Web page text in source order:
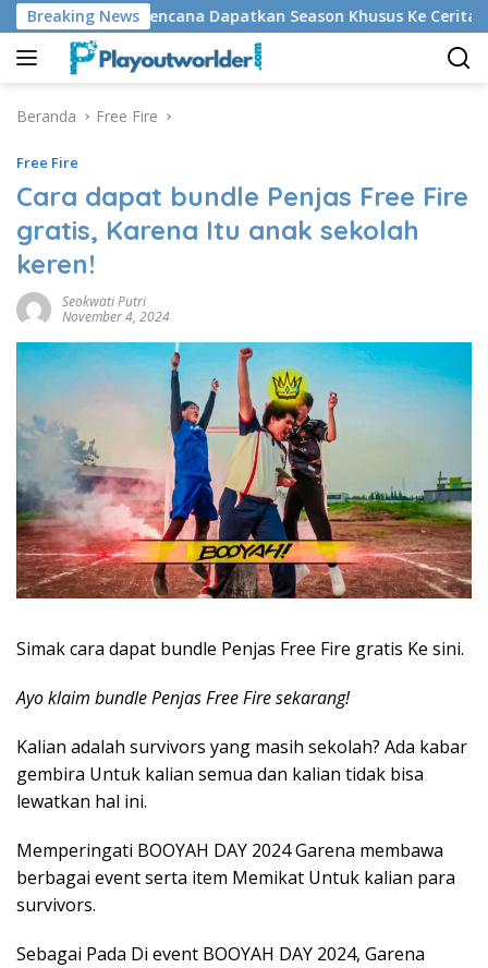
Langsung
ke
konten
Breaking News
40.000 Berencana Dapatkan Season Khusus Ke Cerita
Beranda Free Fire
Free Fire
Cara dapat bundle Penjas Free Fire
gratis, Karena Itu anak sekolah
keren!
Seokwati Putri
November 4, 2024
Simak cara dapat bundle Penjas Free Fire gratis Ke sini.
Ayo klaim bundle Penjas Free Fire sekarang!
Kalian adalah survivors yang masih sekolah? Ada kabar
gembira Untuk kalian semua dan kalian tidak bisa
lewatkan hal ini.
Memperingati BOOYAH DAY 2024 Garena membawa
berbagai event serta item Memikat Untuk kalian para
survivors.
Sebagai Pada Di event BOOYAH DAY 2024, Garena